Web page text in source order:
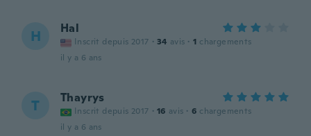
H Hal
Inscrit depuis 2017 · 34 avis · 1 chargements
il y a 6 ans
T Thayrys
Inscrit depuis 2017 · 16 avis · 6 chargements
il y a 6 ans